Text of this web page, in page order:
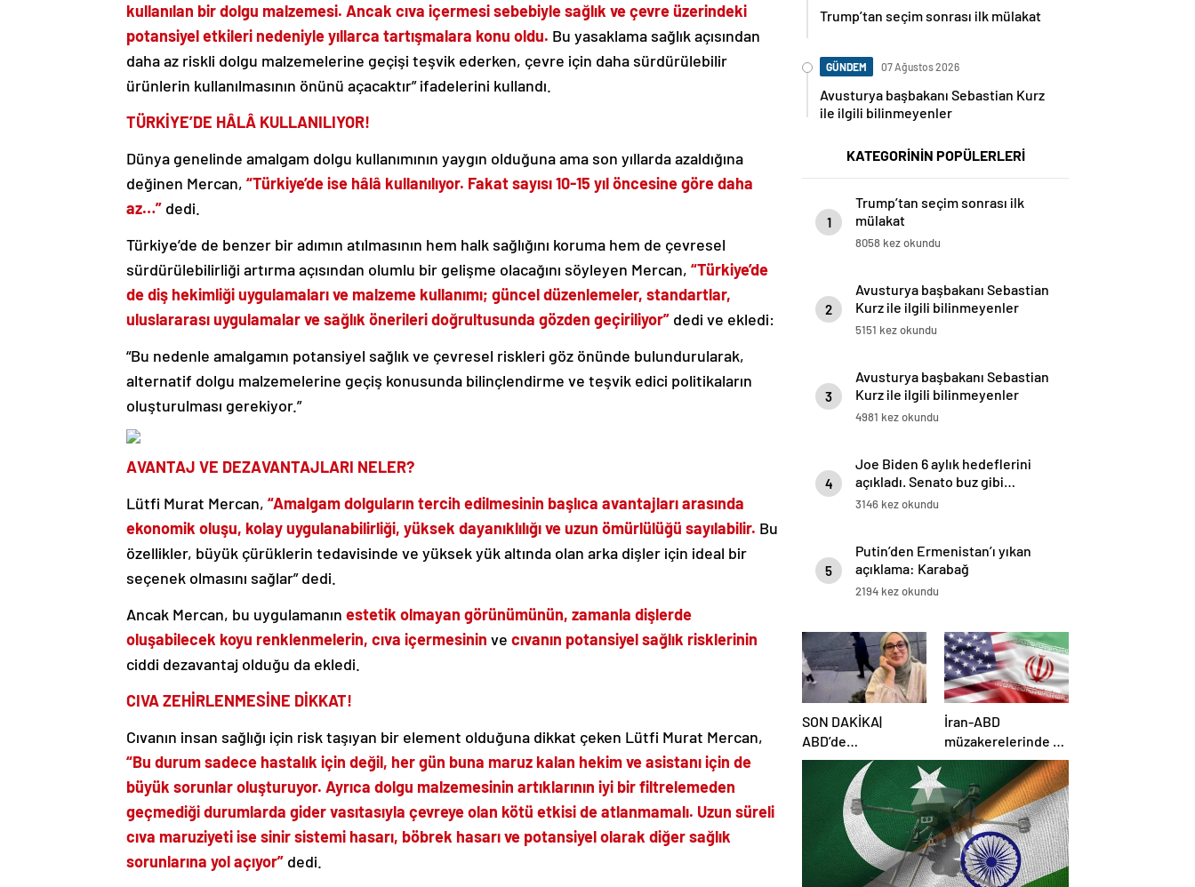
kullanılan bir dolgu malzemesi. Ancak cıva içermesi sebebiyle sağlık ve çevre üzerindeki
potansiyel etkileri nedeniyle yıllarca tartışmalara konu oldu. Bu yasaklama sağlık açısından
daha az riskli dolgu malzemelerine geçişi teşvik ederken, çevre için daha sürdürülebilir
ürünlerin kullanılmasının önünü açacaktır” ifadelerini kullandı.
TÜRKİYE’DE HÂLÂ KULLANILIYOR!
Dünya genelinde amalgam dolgu kullanımının yaygın olduğuna ama son yıllarda azaldığına
değinen Mercan, “Türkiye’de ise hâlâ kullanılıyor. Fakat sayısı 10-15 yıl öncesine göre daha
az…” dedi.
Türkiye’de de benzer bir adımın atılmasının hem halk sağlığını koruma hem de çevresel
sürdürülebilirliği artırma açısından olumlu bir gelişme olacağını söyleyen Mercan, “Türkiye’de
de diş hekimliği uygulamaları ve malzeme kullanımı; güncel düzenlemeler, standartlar,
uluslararası uygulamalar ve sağlık önerileri doğrultusunda gözden geçiriliyor” dedi ve ekledi:
“Bu nedenle amalgamın potansiyel sağlık ve çevresel riskleri göz önünde bulundurularak,
alternatif dolgu malzemelerine geçiş konusunda bilinçlendirme ve teşvik edici politikaların
oluşturulması gerekiyor.”
AVANTAJ VE DEZAVANTAJLARI NELER?
Lütfi Murat Mercan, “Amalgam dolguların tercih edilmesinin başlıca avantajları arasında
ekonomik oluşu, kolay uygulanabilirliği, yüksek dayanıklılığı ve uzun ömürlülüğü sayılabilir. Bu
özellikler, büyük çürüklerin tedavisinde ve yüksek yük altında olan arka dişler için ideal bir
seçenek olmasını sağlar” dedi.
Ancak Mercan, bu uygulamanın estetik olmayan görünümünün, zamanla dişlerde
oluşabilecek koyu renklenmelerin, cıva içermesinin ve cıvanın potansiyel sağlık risklerinin
ciddi dezavantaj olduğu da ekledi.
CIVA ZEHİRLENMESİNE DİKKAT!
Cıvanın insan sağlığı için risk taşıyan bir element olduğuna dikkat çeken Lütfi Murat Mercan,
“Bu durum sadece hastalık için değil, her gün buna maruz kalan hekim ve asistanı için de
büyük sorunlar oluşturuyor. Ayrıca dolgu malzemesinin artıklarının iyi bir filtrelemeden
geçmediği durumlarda gider vasıtasıyla çevreye olan kötü etkisi de atlanmamalı. Uzun süreli
cıva maruziyeti ise sinir sistemi hasarı, böbrek hasarı ve potansiyel olarak diğer sağlık
sorunlarına yol açıyor” dedi.
Trump’tan seçim sonrası ilk mülakat
GÜNDEM 07 Ağustos 2026
Avusturya başbakanı Sebastian Kurz
ile ilgili bilinmeyenler
KATEGORİNİN POPÜLERLERİ
1
Trump’tan seçim sonrası ilk
mülakat
8058 kez okundu
2
Avusturya başbakanı Sebastian
Kurz ile ilgili bilinmeyenler
5151 kez okundu
3
Avusturya başbakanı Sebastian
Kurz ile ilgili bilinmeyenler
4981 kez okundu
4
Joe Biden 6 aylık hedeflerini
açıkladı. Senato buz gibi…
3146 kez okundu
5
Putin’den Ermenistan’ı yıkan
açıklama: Karabağ
Azerbaycan’ın ayrılmaz bir
2194 kez okundu
SON DAKİKA|
ABD’de
mahkemeden
Rümeysa Öztürk
kararı: Serbest
bırakıldı!
İran-ABD
müzakerelerinde 4.
tur için tarih belli
oldu